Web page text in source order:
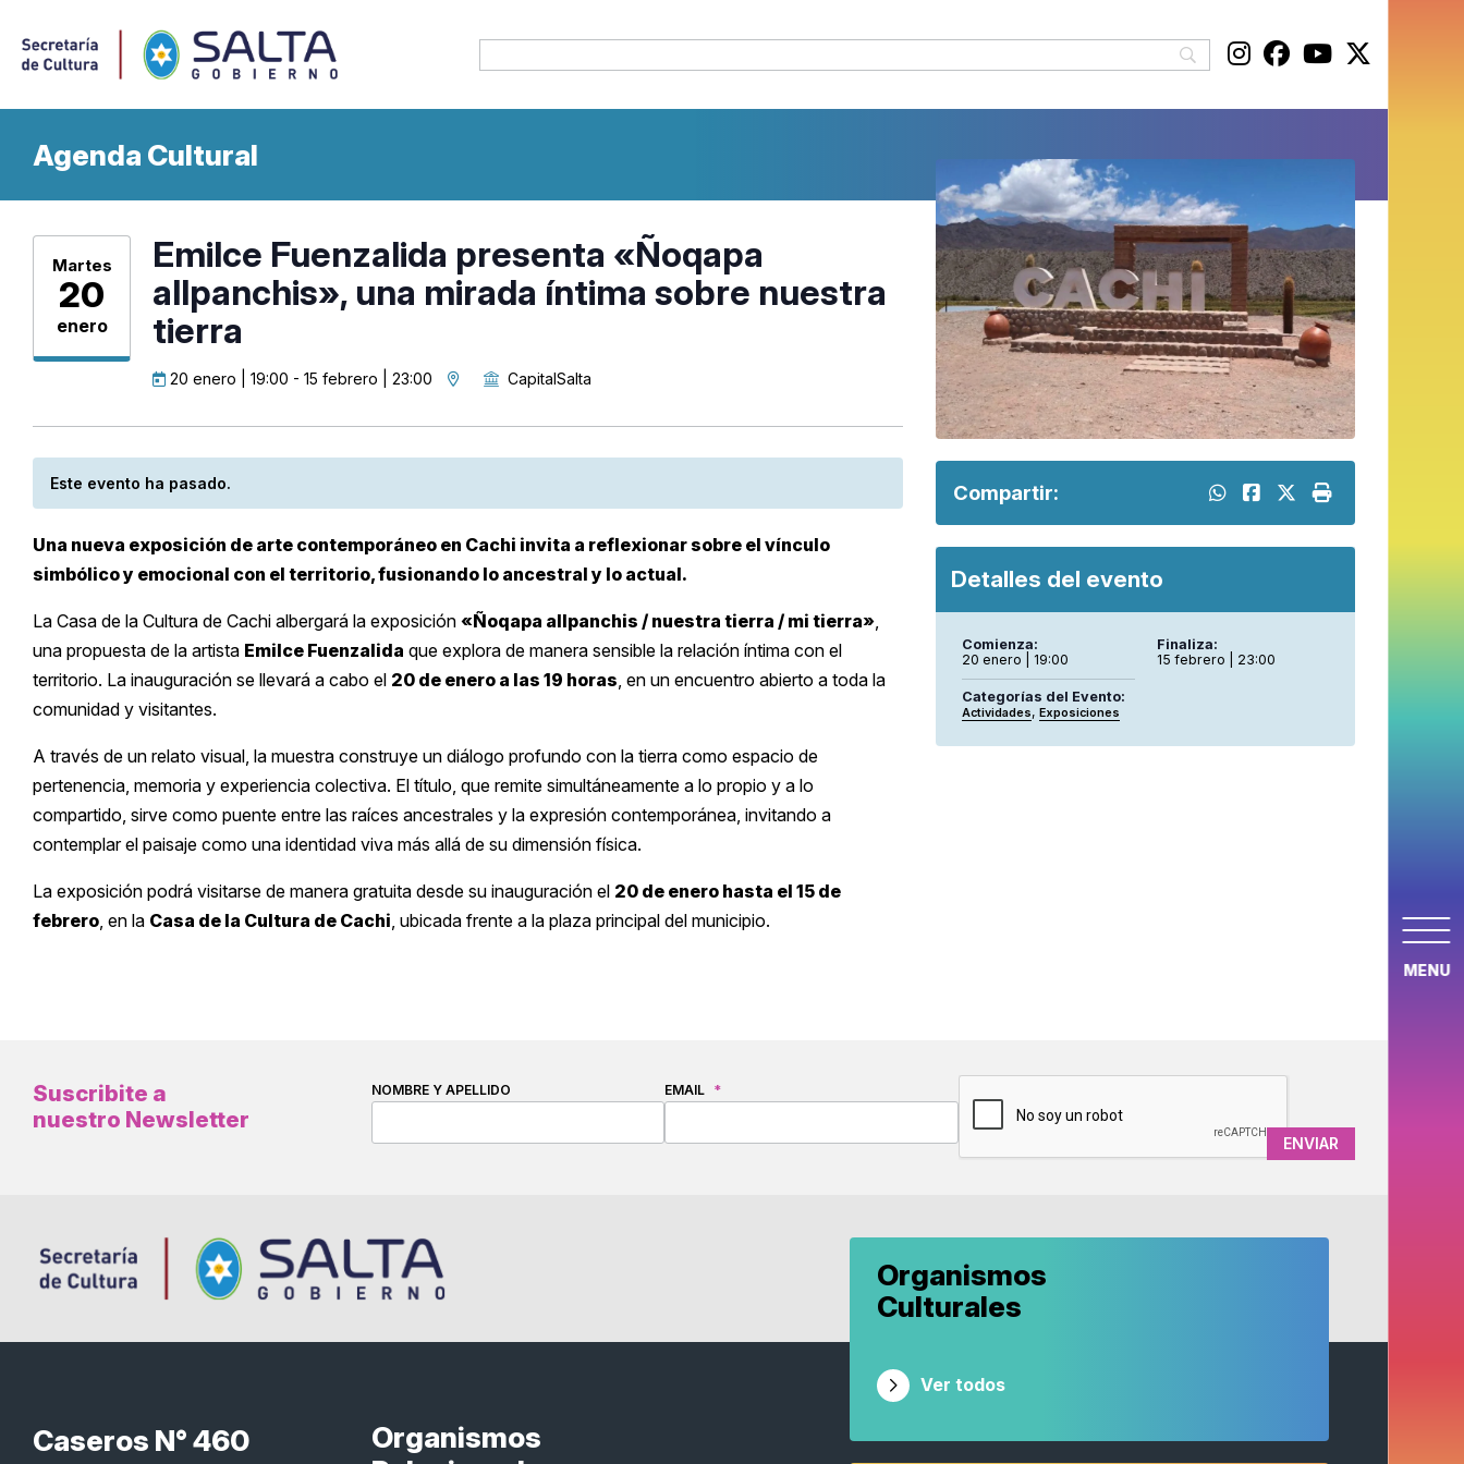
MENU
Agenda Cultural
Martes
20
enero
Emilce Fuenzalida presenta «Ñoqapa
allpanchis», una mirada íntima sobre nuestra
tierra
20 enero | 19:00 - 15 febrero | 23:00 CapitalSalta
Este evento ha pasado.
Una nueva exposición de arte contemporáneo en Cachi invita a reflexionar sobre el vínculo
simbólico y emocional con el territorio, fusionando lo ancestral y lo actual.
La Casa de la Cultura de Cachi albergará la exposición «Ñoqapa allpanchis / nuestra tierra / mi tierra»,
una propuesta de la artista Emilce Fuenzalida que explora de manera sensible la relación íntima con el
territorio. La inauguración se llevará a cabo el 20 de enero a las 19 horas, en un encuentro abierto a toda la
comunidad y visitantes.
A través de un relato visual, la muestra construye un diálogo profundo con la tierra como espacio de
pertenencia, memoria y experiencia colectiva. El título, que remite simultáneamente a lo propio y a lo
compartido, sirve como puente entre las raíces ancestrales y la expresión contemporánea, invitando a
contemplar el paisaje como una identidad viva más allá de su dimensión física.
La exposición podrá visitarse de manera gratuita desde su inauguración el 20 de enero hasta el 15 de
febrero, en la Casa de la Cultura de Cachi, ubicada frente a la plaza principal del municipio.
Compartir:
Detalles del evento
Comienza:
20 enero | 19:00
Finaliza:
15 febrero | 23:00
Categorías del Evento:
Actividades,Exposiciones
Suscribite a
nuestro Newsletter
NOMBRE Y APELLIDO EMAIL *
Caseros N° 460
Organismos
Organismos
Culturales
Ver todos